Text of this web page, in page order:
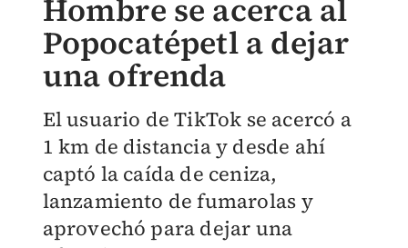
Hombre se acerca al
Popocatépetl a dejar
una ofrenda
El usuario de TikTok se acercó a
1 km de distancia y desde ahí
captó la caída de ceniza,
lanzamiento de fumarolas y
aprovechó para dejar una